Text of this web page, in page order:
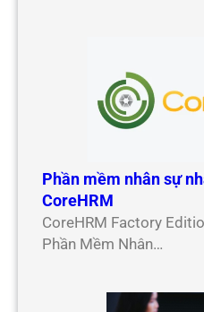
Phần mềm nhân sự
CoreHRM
CoreHRM Factory
Phần Mềm Nhân…